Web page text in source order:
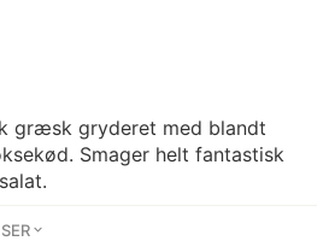
græsk gryderet med blandt
Smager helt fantastisk